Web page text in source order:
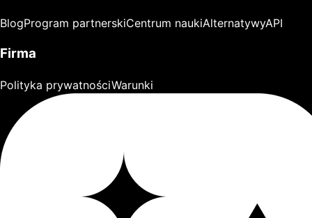
BlogProgram partnerskiCentrum naukiAlternatywyAPI
Firma
Polityka prywatnościWarunki